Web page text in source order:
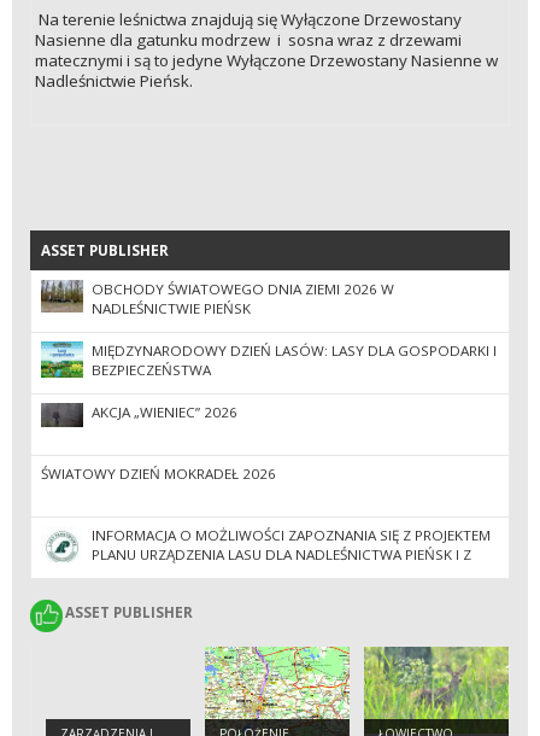
Na terenie leśnictwa znajdują się Wyłączone Drzewostany
Nasienne dla gatunku modrzew i sosna wraz z drzewami
matecznymi i są to jedyne Wyłączone Drzewostany Nasienne w
Nadleśnictwie Pieńsk.
ASSET PUBLISHER
ASSET PUBLISHER
OBCHODY ŚWIATOWEGO DNIA ZIEMI 2026 W
NADLEŚNICTWIE PIEŃSK
MIĘDZYNARODOWY DZIEŃ LASÓW: LASY DLA GOSPODARKI I
BEZPIECZEŃSTWA
AKCJA „WIENIEC” 2026
ŚWIATOWY DZIEŃ MOKRADEŁ 2026
INFORMACJA O MOŻLIWOŚCI ZAPOZNANIA SIĘ Z PROJEKTEM
PLANU URZĄDZENIA LASU DLA NADLEŚNICTWA PIEŃSK I Z
ASSET PUBLISHER
ASSET PUBLISHER